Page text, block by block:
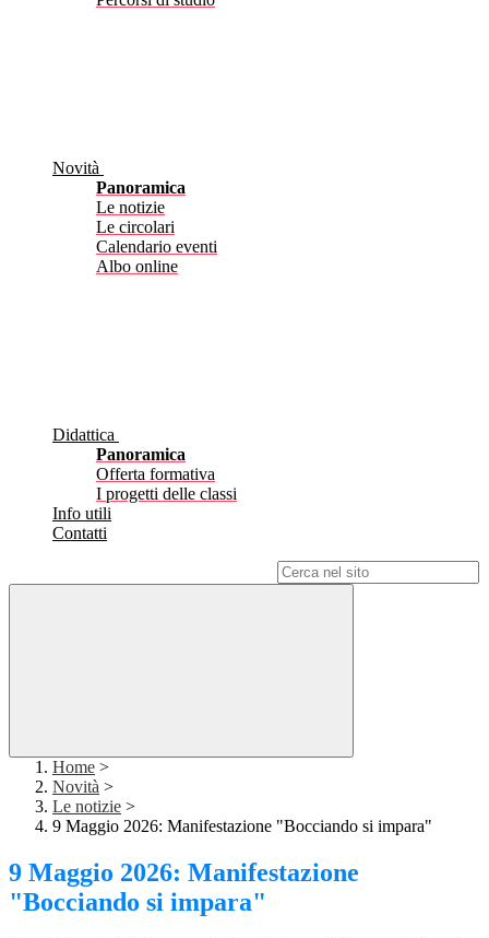
Novità
Panoramica
Le notizie
Le circolari
Calendario eventi
Albo online
Didattica
Panoramica
Offerta formativa
I progetti delle classi
Info utili
Contatti
Home >
Novità >
Le notizie >
9 Maggio 2026: Manifestazione "Bocciando si impara"
9 Maggio 2026: Manifestazione
"Bocciando si impara"